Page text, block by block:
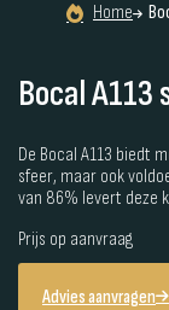
Home
Bocal
De Bocal A113 biedt
sfeer, maar ook
van 86% levert deze
Prijs op aanvraag
Advies aanvragen